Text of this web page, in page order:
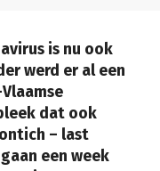
is nu ook
werd er al een
dat ook
– last
een week